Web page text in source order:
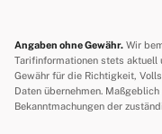
Angaben ohne Gewähr. Wir
Tarifinformationen stets aktuell
Gewähr für die Richtigkeit,
Daten übernehmen.
Bekanntmachungen der